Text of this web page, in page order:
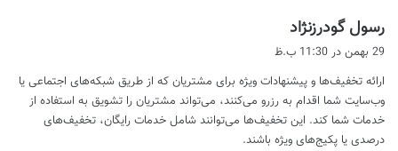
رسول گودرزنژاد
:
29 بهمن در 11:30 ب.ظ
ارائه تخفیف‌ها و پیشنهادات ویژه برای مشتریان که از طریق شبکه‌های اجتماعی یا
وب‌سایت شما اقدام به رزرو می‌کنند، می‌تواند مشتریان را تشویق به استفاده از
خدمات شما کند. این تخفیف‌ها می‌توانند شامل خدمات رایگان، تخفیف‌های
درصدی یا پکیج‌های ویژه باشند.